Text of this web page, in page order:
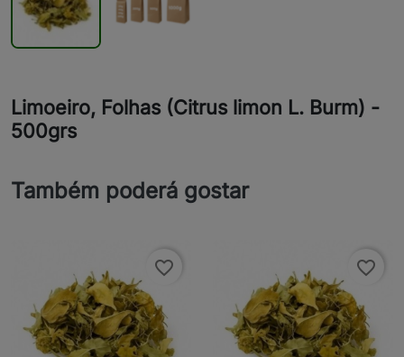
Limoeiro, Folhas (Citrus limon L. Burm) -
500grs
Também poderá gostar
favorite_border favorite_border